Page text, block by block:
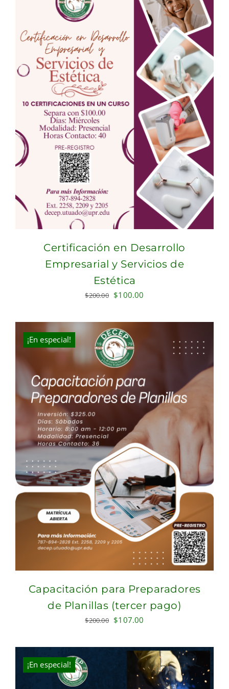
Certificación en Desarrollo
Empresarial y Servicios de
Estética
$200.00 Original
was:
$200.00.
$100.00
is:
¡En especial!
Capacitación para Preparadores
de Planillas (tercer pago)
$200.00 Original
was:
$200.00.
$107.00
is:
$107.00.
¡En especial!